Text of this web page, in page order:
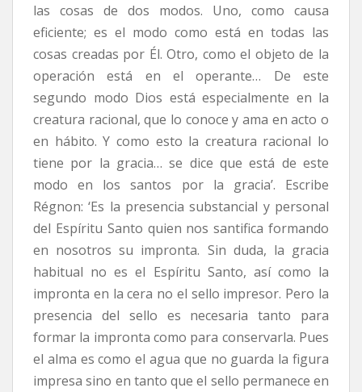
las cosas de dos modos. Uno, como causa
eficiente; es el modo como está en todas las
cosas creadas por Él. Otro, como el objeto de la
operación está en el operante… De este
segundo modo Dios está especialmente en la
creatura racional, que lo conoce y ama en acto o
en hábito. Y como esto la creatura racional lo
tiene por la gracia… se dice que está de este
modo en los santos por la gracia’. Escribe
Régnon: ‘Es la presencia substancial y personal
del Espíritu Santo quien nos santifica formando
en nosotros su impronta. Sin duda, la gracia
habitual no es el Espíritu Santo, así como la
impronta en la cera no el sello impresor. Pero la
presencia del sello es necesaria tanto para
formar la impronta como para conservarla. Pues
el alma es como el agua que no guarda la figura
impresa sino en tanto que el sello permanece en